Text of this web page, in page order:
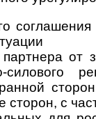
от
сило­вого
сто­рон, с